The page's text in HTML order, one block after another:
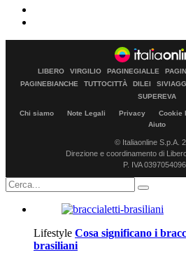
LIBERO VIRGILIO PAGINEGIALLE
PAGINEBIANCHE
TUTTOCITTÀ DILEI
SUPEREVA
Chi siamo Note Legali Privacy Cookie
Aiuto
© Italiaonline S.p.A.
Direzione e coordinamento di
P. IVA
Lifestyle Cosa significano i
brasiliani